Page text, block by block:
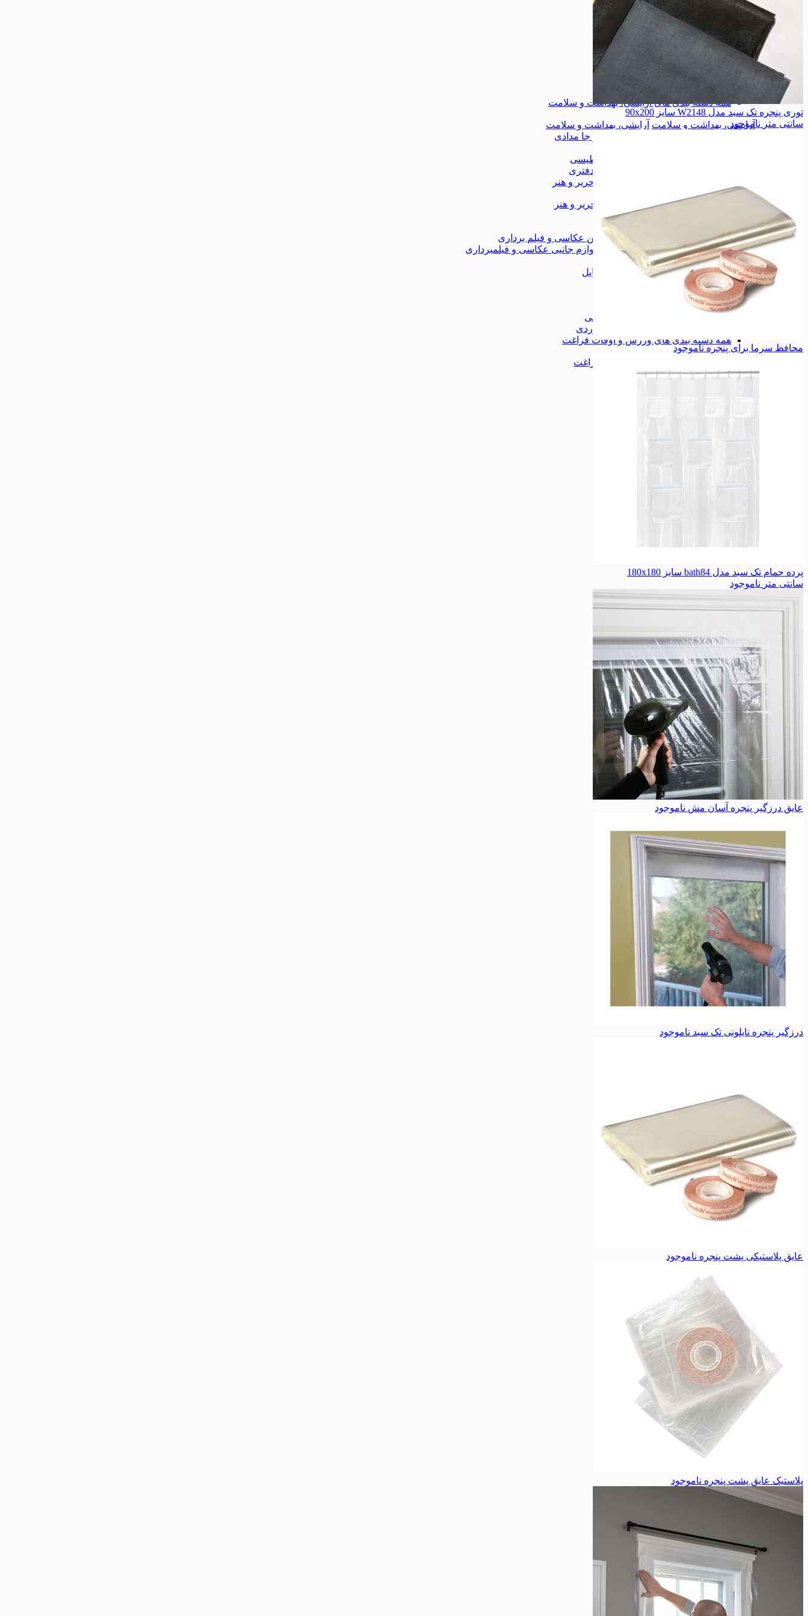
کیف
کیف کمری کیف کمری
همه دسته بندی های مد و پوشاک
مد و پوشاک
مد و پوشاک
لوازم آرایشی
تجهیزات آرایشی
تجهیزات آرایشی
لوازم طبی
لوازم طبی
همه دسته بندی های آرایشی، بهداشت و سلامت
آرایشی، بهداشت و سلامت آرایشی، بهداشت و سلامت
کیف، کوله و جا مدادی
وایت برد مغناطیسی
لوازم اداری و دفتری
همه دسته بندی های کتاب، لوازم التحریر و هنر
کتاب، لوازم التحریر و هنر کتاب، لوازم التحریر و هنر
شاخه‌ی جدید
دوربین عکاسی و فیلم برداری
دوربین عکاسی و فیلم برداری
لوازم جانبی عکاسی و فیلمبرداری
لوازم جانبی عکاسی و فیلمبرداری
موبایل موبایل
لوازم جانبی موبایل لوازم جانبی موبایل
همه دسته بندی های کالای دیجیتال
کالای دیجیتال کالای دیجیتال
تجهیزات مسافرتی
کمپینگ و کوهنوردی
همه دسته بندی های ورزش و اوقات فراغت
ورزش و اوقات فراغت
شگفت انگیزها
توری پنجره تک سبد مدل W2148 سایز 90x200
سانتی متر ناموجود
محافظ سرما برای پنجره ناموجود
پرده حمام تک سبد مدل bath84 سایز 180x180
سانتی متر ناموجود
عایق درزگیر پنجره آسان مش ناموجود
درزگیر پنجره نایلونی تک سبد ناموجود
عایق پلاستیکی پشت پنجره ناموجود
پلاستیک عایق پشت پنجره ناموجود